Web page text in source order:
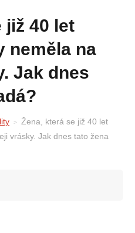
neměla na
Jak dnes
Žena, která se již 40 let
vrásky. Jak dnes tato žena